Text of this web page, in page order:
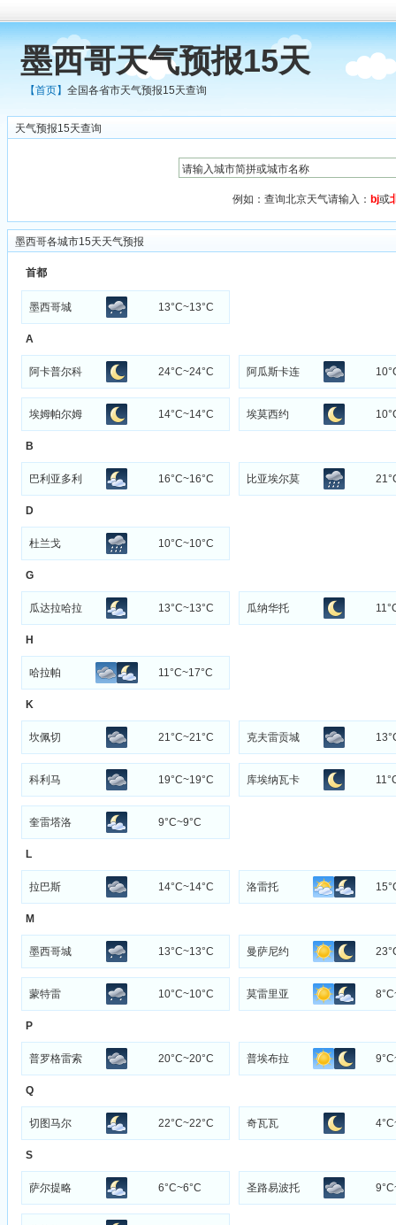
墨西哥天气预报15天
【首页】全国各省市天气预报15天查询
天气预报15天查询
例如：查询北京天气请输入： bj或
墨西哥各城市15天天气预报
首都
墨西哥城 13°C~13°C
A
阿卡普尔科 24°C~24°C 阿瓜斯卡连
埃姆帕尔姆 14°C~14°C 埃莫西约
B
巴利亚多利 16°C~16°C 比亚埃尔莫
D
杜兰戈 10°C~10°C
G
瓜达拉哈拉 13°C~13°C 瓜纳华托
H
哈拉帕 11°C~17°C
K
坎佩切 21°C~21°C 克夫雷贡城
科利马 19°C~19°C 库埃纳瓦卡
奎雷塔洛 9°C~9°C
L
拉巴斯 14°C~14°C 洛雷托
M
墨西哥城 13°C~13°C 曼萨尼约
蒙特雷 10°C~10°C 莫雷里亚
P
普罗格雷索 20°C~20°C 普埃布拉
Q
切图马尔 22°C~22°C 奇瓦瓦
S
萨尔提略 6°C~6°C 圣路易波托